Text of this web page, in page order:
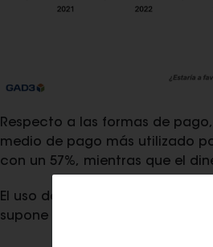
Respecto a las formas de
medio de pago más utilizado
con un 57%, mientras que el
El uso del efectivo solo supera
supone aproximadamente 8